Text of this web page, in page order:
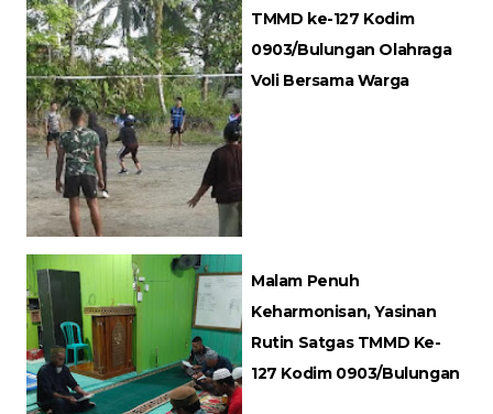
TMMD ke-127 Kodim
0903/Bulungan Olahraga
Voli Bersama Warga
Malam Penuh
Keharmonisan, Yasinan
Rutin Satgas TMMD Ke-
127 Kodim 0903/Bulungan